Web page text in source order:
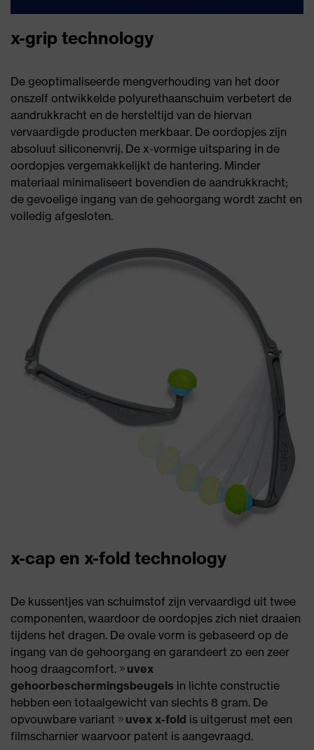
x-grip technology
De geoptimaliseerde mengverhouding van het door
onszelf ontwikkelde polyurethaanschuim verbetert de
aandrukkracht en de hersteltijd van de hiervan
vervaardigde producten merkbaar. De oordopjes zijn
absoluut siliconenvrij. De x-vormige uitsparing in de
oordopjes vergemakkelijkt de hantering. Minder
materiaal minimaliseert bovendien de aandrukkracht;
de gevoelige ingang van de gehoorgang wordt zacht en
volledig afgesloten.
x-cap en x-fold technology
De kussentjes van schuimstof zijn vervaardigd uit twee
componenten, waardoor de oordopjes zich niet draaien
tijdens het dragen. De ovale vorm is gebaseerd op de
ingang van de gehoorgang en garandeert zo een zeer
hoog draagcomfort.
uvex
gehoorbeschermingsbeugels in lichte constructie
hebben een totaalgewicht van slechts 8 gram. De
opvouwbare variant
uvex x-fold is uitgerust met een
filmscharnier waarvoor patent is aangevraagd.